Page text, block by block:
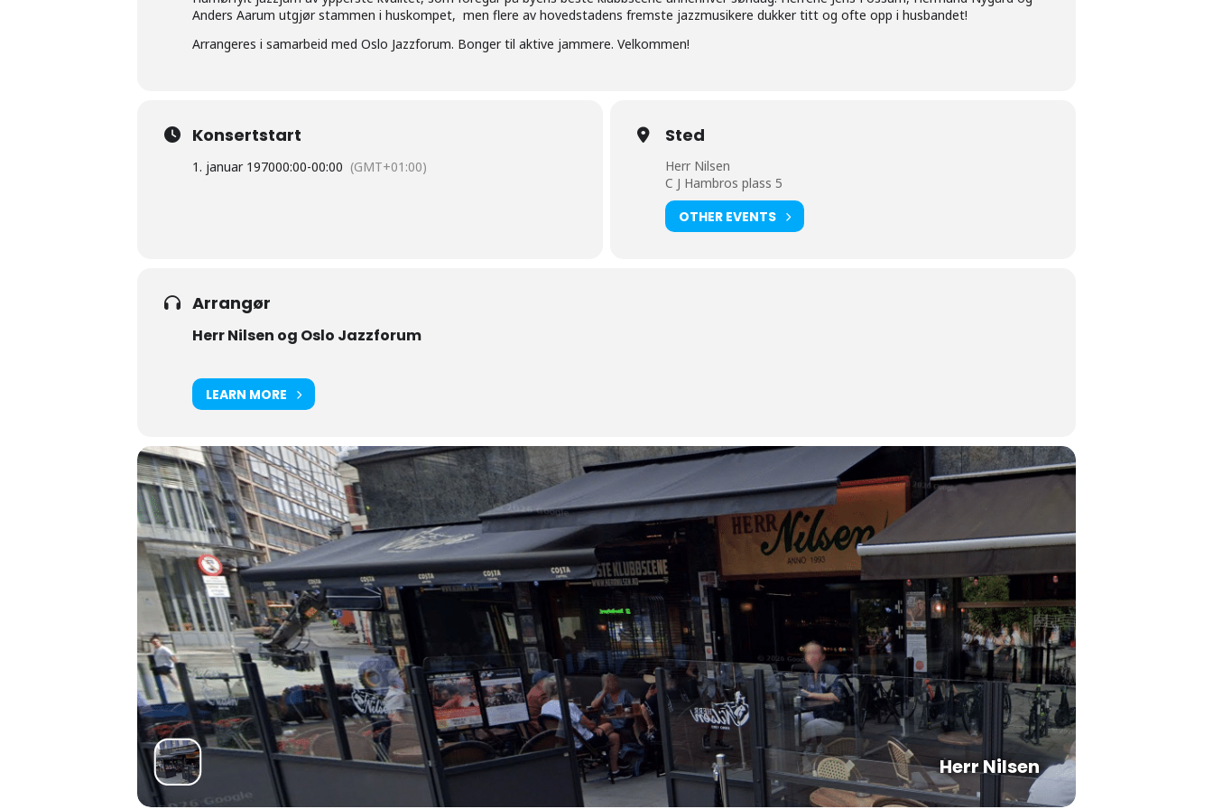
Anders Aarum utgjør stammen i huskompet, men flere av hovedstadens fremste jazzmusikere dukker titt og ofte opp i husbandet!
Arrangeres i samarbeid med Oslo Jazzforum. Bonger til aktive jammere. Velkommen!
Konsertstart
1. januar 197000:00-00:00 (GMT+01:00)
Sted
Herr Nilsen
C J Hambros plass 5
OTHER EVENTS
Arrangør
Herr Nilsen og Oslo Jazzforum
LEARN MORE
Herr Nilsen